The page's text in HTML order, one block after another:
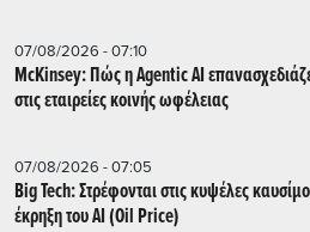
07/08/2026 - 07:10
McKinsey: Πώς η Agentic AI
στις εταιρείες κοινής ωφέλειας
07/08/2026 - 07:05
Big Tech: Στρέφονται στις κυψέλες
έκρηξη του AI (Oil Price)